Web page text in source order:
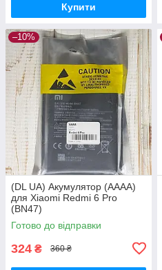
Купити
–10%
(DL UA) Акумулятор (AAAA)
для Xiaomi Redmi 6 Pro
(BN47)
Готово до відправки
324 ₴ 360 ₴